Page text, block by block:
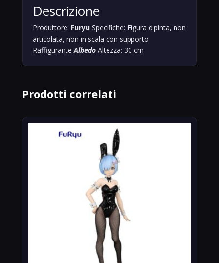
Descrizione
Produttore: FuryuSpecifiche: Figura dipinta, non
articolata, non in scala con supporto
RaffiguranteAlbedo Altezza: 30 cm
Prodotti correlati